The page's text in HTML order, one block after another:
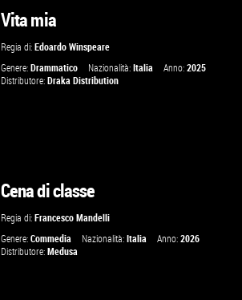
Vita mia
Regia di:Edoardo Winspeare
Genere:Drammatico Nazionalità:Italia Anno:2025
Distributore:Draka Distribution
Cena di classe
Regia di:Francesco Mandelli
Genere:Commedia Nazionalità:Italia Anno:2026
Distributore:Medusa